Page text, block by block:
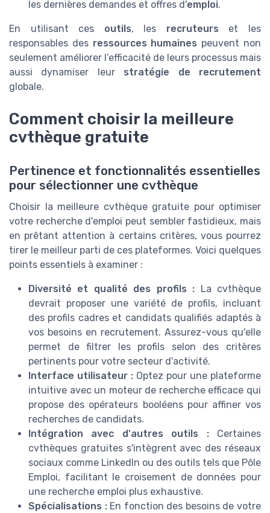
les dernières demandes et offres d'emploi.
En utilisant ces outils, les recruteurs et les
responsables des ressources humaines peuvent non
seulement améliorer l’efficacité de leurs processus mais
aussi dynamiser leur stratégie de recrutement
globale.
Comment choisir la meilleure
cvthèque gratuite
Pertinence et fonctionnalités essentielles
pour sélectionner une cvthèque
Choisir la meilleure cvthèque gratuite pour optimiser
votre recherche d'emploi peut sembler fastidieux, mais
en prêtant attention à certains critères, vous pourrez
tirer le meilleur parti de ces plateformes. Voici quelques
points essentiels à examiner :
Diversité et qualité des profils : La cvthèque
devrait proposer une variété de profils, incluant
des profils cadres et candidats qualifiés adaptés à
vos besoins en recrutement. Assurez-vous qu'elle
permet de filtrer les profils selon des critères
pertinents pour votre secteur d'activité.
Interface utilisateur : Optez pour une plateforme
intuitive avec un moteur de recherche efficace qui
propose des opérateurs booléens pour affiner vos
recherches de candidats.
Intégration avec d'autres outils :Certaines
cvthèques gratuites s'intègrent avec des réseaux
sociaux comme LinkedIn ou des outils tels que Pôle
Emploi, facilitant le croisement de données pour
une recherche emploi plus exhaustive.
Spécialisations :En fonction des besoins de votre